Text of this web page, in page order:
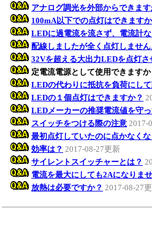
アナログ調光を外部からできます
100mA以下での点灯はできますか
LEDに過電流を流さず、電流計
配線しましたが全く点灯しません
32Vを超える大出力LEDを点灯さ
定電流電源として使用できますか
LEDの代わりに抵抗を負荷にし
LEDの１個点灯はできますか？
LEDメーカーの推奨電流値を守っ
スイッチをつける際の注意 2017-
最初点灯していたのに点かなくな
効率は？ 2017-08-27更新
サイレントスイッチャーとは？
電流を最大にしても2Aになりませ
放熱は必要ですか？ 2017-08-27